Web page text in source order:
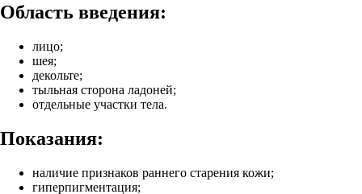
Область введения:
лицо;
шея;
декольте;
тыльная сторона ладоней;
отдельные участки тела.
Показания:
наличие признаков раннего старения кожи;
гиперпигментация;